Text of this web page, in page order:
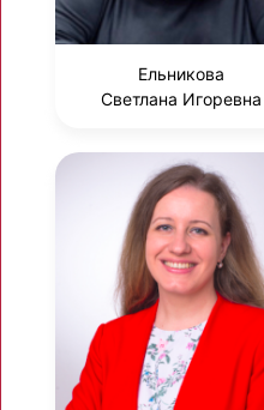
Ельникова
Светлана Игоревна